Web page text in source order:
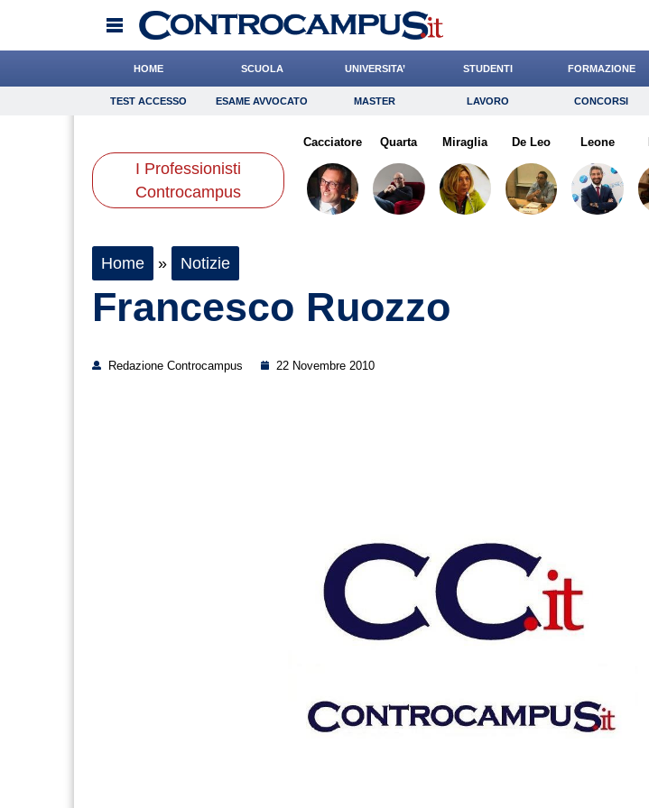
HOME SCUOLA UNIVERSITA’ STUDENTI FORMAZIONE
TEST ACCESSO Esame Avvocato Master Lavoro Concorsi
Consigli Risparmio Diritto
Scienze
TEST ACCESSO ESAME AVVOCATO MASTER LAVORO CONCORSI
I Professionisti
Controcampus
Cacciatore Quarta Miraglia De Leo Leone
Home » Notizie
Francesco Ruozzo
Redazione Controcampus 22 Novembre 2010